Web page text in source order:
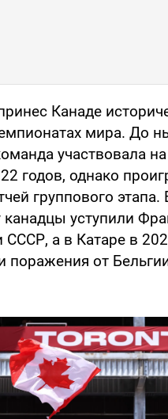
Канаде
мира. До
участвовала
годов, однако
группового
канадцы уступили
СССР, а в Катаре в
поражения от